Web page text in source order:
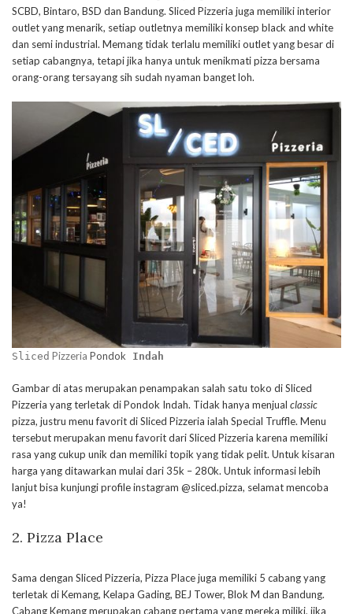
SCBD, Bintaro, BSD dan Bandung. Sliced Pizzeria juga memiliki interior
outlet yang menarik, setiap outletnya memiliki konsep black and white
dan semi industrial. Memang tidak terlalu memiliki outlet yang besar di
setiap cabangnya, tetapi jika hanya untuk menikmati pizza bersama
orang-orang tersayang sih sudah nyaman banget loh.
Sliced Pizzeria Pondok Indah
Gambar di atas merupakan penampakan salah satu toko di Sliced
Pizzeria yang terletak di Pondok Indah. Tidak hanya menjual classic
pizza, justru menu favorit di Sliced Pizzeria ialah Special Truffle. Menu
tersebut merupakan menu favorit dari Sliced Pizzeria karena memiliki
rasa yang cukup unik dan memiliki topik yang tidak pelit. Untuk kisaran
harga yang ditawarkan mulai dari 35k – 280k. Untuk informasi lebih
lanjut bisa kunjungi profile instagram @sliced.pizza, selamat mencoba
ya!
2. Pizza Place
Sama dengan Sliced Pizzeria, Pizza Place juga memiliki 5 cabang yang
terletak di Kemang, Kelapa Gading, BEJ Tower, Blok M dan Bandung.
Cabang Kemang merupakan cabang pertama yang mereka miliki, jika